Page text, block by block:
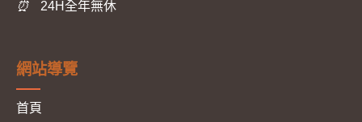
⏰ 24H全年無休
網站導覽
首頁